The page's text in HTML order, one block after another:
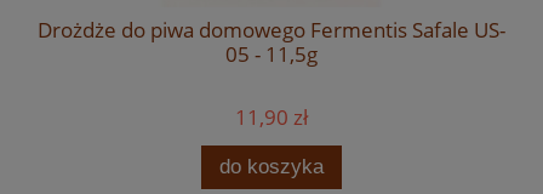
Drożdże do piwa domowego Fermentis Safale US-
05 - 11,5g
11,90 zł
do koszyka